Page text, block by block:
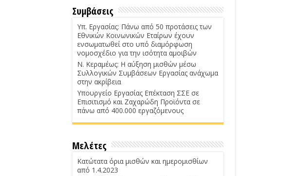
Συμβάσεις
Υπ. Εργασίας: Πάνω από 50 προτάσεις των
Εθνικών Κοινωνικών Εταίρων έχουν
ενσωματωθεί στο υπό διαμόρφωση
νομοσχέδιο για την ισότητα αμοιβών
Ν. Κεραμέως: Η αύξηση μισθών μέσω
Συλλογικών Συμβάσεων Εργασίας ανάχωμα
στην ακρίβεια
Υπουργείο Εργασίας Επέκταση ΣΣΕ σε
Επισιτισμό και Ζαχαρώδη Προϊόντα σε
πάνω από 400.000 εργαζόμενους
Μελέτες
Κατώτατα όρια μισθών και ημερομισθίων
από 1.4.2023